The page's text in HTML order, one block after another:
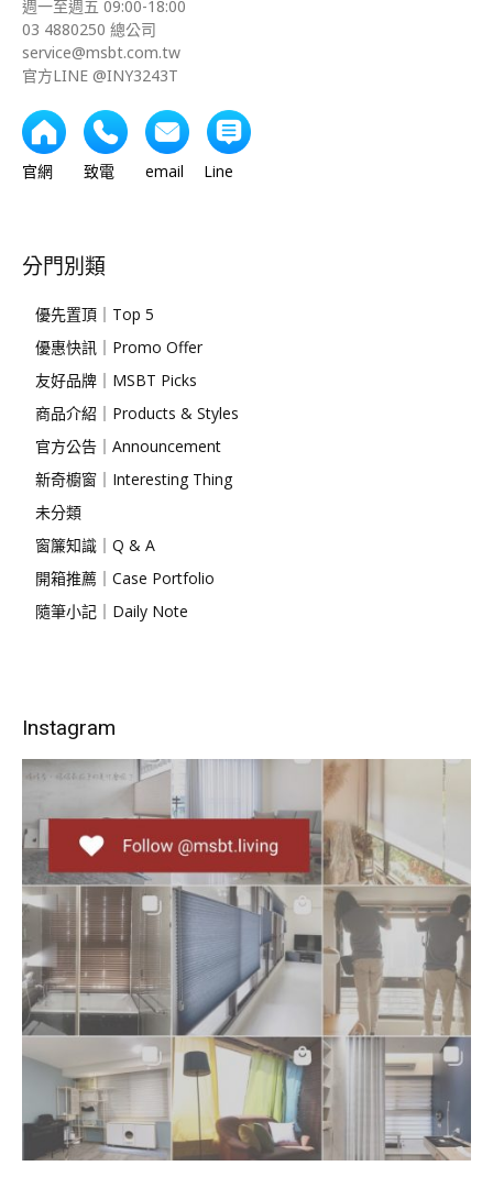
週一至週五 09:00-18:00
03 4880250 總公司
service@msbt.com.tw
官方LINE @INY3243T
官網 致電 email Line
分門別類
優先置頂｜Top 5
優惠快訊｜Promo Offer
友好品牌｜MSBT Picks
商品介紹｜Products & Styles
官方公告｜Announcement
新奇櫥窗｜Interesting Thing
未分類
窗簾知識｜Q & A
開箱推薦｜Case Portfolio
隨筆小記｜Daily Note
Instagram